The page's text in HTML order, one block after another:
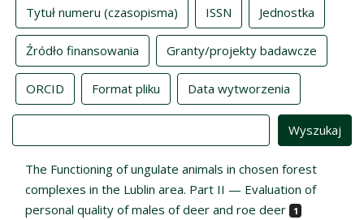
Tytuł numeru (czasopisma) ISSN Jednostka
Źródło finansowania Granty/projekty badawcze
ORCID Format pliku Data wytworzenia
The Functioning of ungulate animals in chosen forest
complexes in the Lublin area. Part II — Evaluation of
personal quality of males of deer and roe deer
1